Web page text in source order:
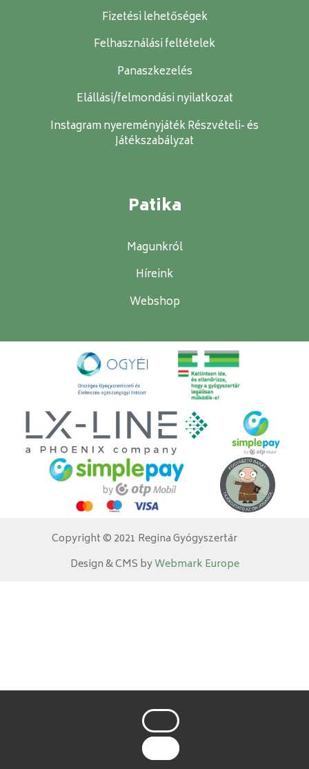
Fizetési lehetőségek
Felhasználási feltételek
Panaszkezelés
Elállási/felmondási nyilatkozat
Instagram nyereményjáték Részvételi- és
Játékszabályzat
Patika
Magunkról
Híreink
Webshop
Copyright © 2021 Regina Gyógyszertár
Design & CMS byWebmark Europe